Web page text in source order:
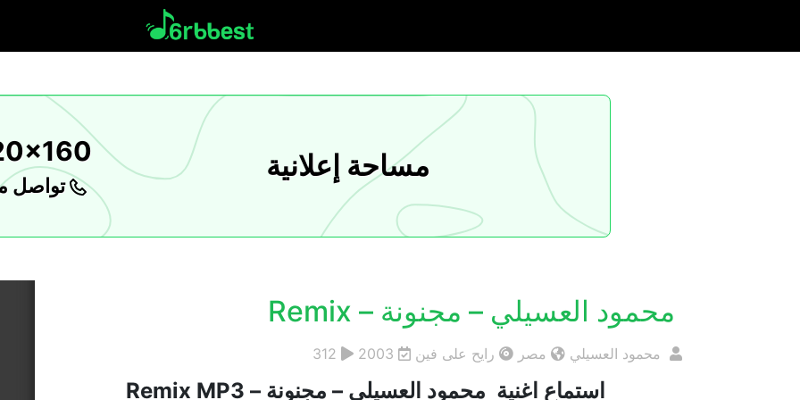
مساحة إعلانية
تواصل
محمود العسيلي – مجنونة – Remix
محمود العسيلي مصر رايح على فين 2003
استماع اغنية محمود العسيلي – مجنونة – Remix MP3